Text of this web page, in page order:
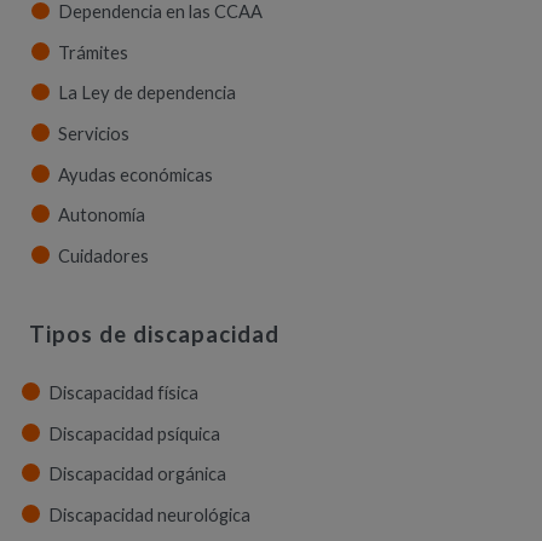
Dependencia en las CCAA
Trámites
La Ley de dependencia
Servicios
Ayudas económicas
Autonomía
Cuidadores
Tipos de discapacidad
Discapacidad física
Discapacidad psíquica
Discapacidad orgánica
Discapacidad neurológica